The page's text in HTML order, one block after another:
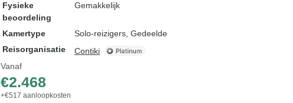
Fysieke
beoordeling
Gemakkelijk
Kamertype
Solo-reizigers, Gedeelde
Reisorganisatie
Contiki
Vanaf
€2.468
+€517 aanloopkosten